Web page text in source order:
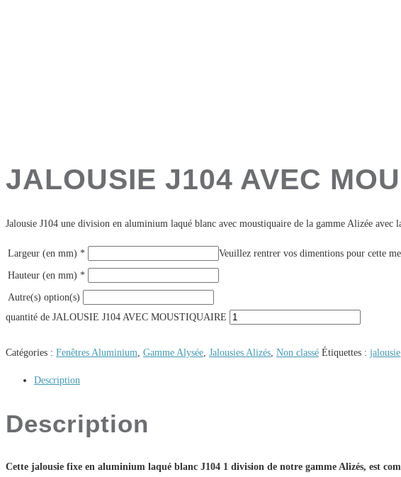
JALOUSIE J104 AVEC
Jalousie J104 une division en aluminium laqué blanc avec moustiquaire de la gamme Alizée avec
Largeur (en mm) * Veuillez rentrer vos dimentions pour cette
Hauteur (en mm) *
Autre(s) option(s)
quantité de JALOUSIE J104 AVEC MOUSTIQUAIRE
Catégories : Fenêtres Aluminium, Gamme Alysée, Jalousies Alizés, Non classé Étiquettes : jalousie
Description
Description
Cette jalousie fixe en aluminium laqué blanc J104 1 division de notre gamme Alizés, est